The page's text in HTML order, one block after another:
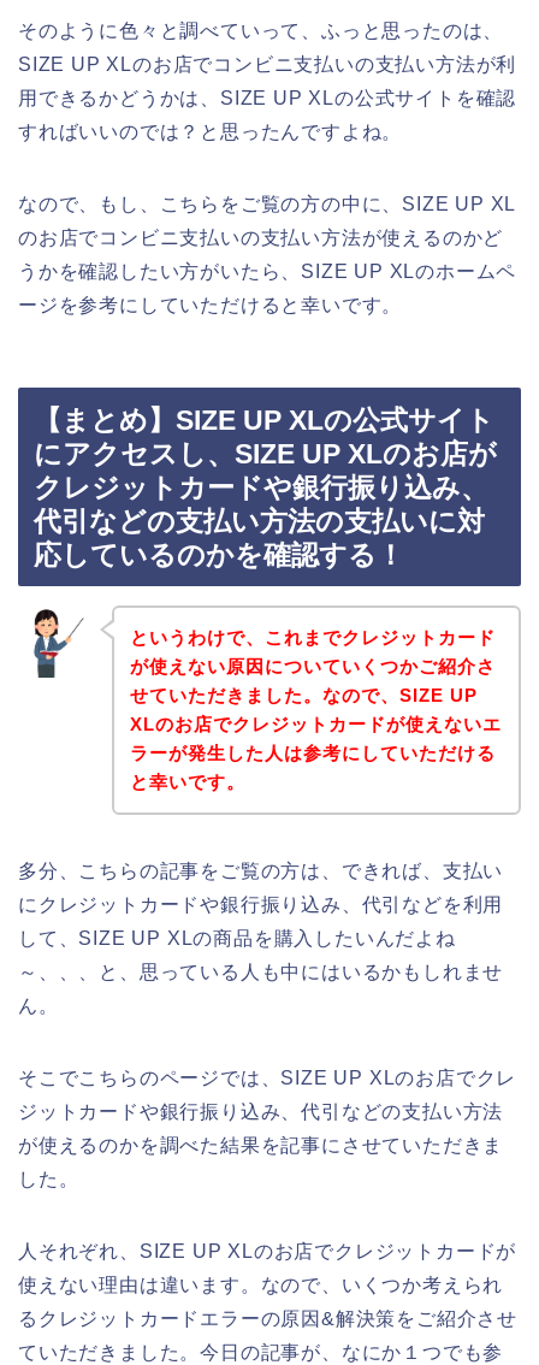
そのように色々と調べていって、ふっと思ったのは、
SIZE UP XLのお店でコンビニ支払いの支払い方法が利
用できるかどうかは、SIZE UP XLの公式サイトを確認
すればいいのでは？と思ったんですよね。
なので、もし、こちらをご覧の方の中に、SIZE UP XL
のお店でコンビニ支払いの支払い方法が使えるのかど
うかを確認したい方がいたら、SIZE UP XLのホームペ
ージを参考にしていただけると幸いです。
【まとめ】SIZE UP XLの公式サイト
にアクセスし、SIZE UP XLのお店が
クレジットカードや銀行振り込み、
代引などの支払い方法の支払いに対
応しているのかを確認する！
というわけで、これまでクレジットカード
が使えない原因についていくつかご紹介さ
せていただきました。なので、SIZE UP
XLのお店でクレジットカードが使えないエ
ラーが発生した人は参考にしていただける
と幸いです。
多分、こちらの記事をご覧の方は、できれば、支払い
にクレジットカードや銀行振り込み、代引などを利用
して、SIZE UP XLの商品を購入したいんだよね
～、、、と、思っている人も中にはいるかもしれませ
ん。
そこでこちらのページでは、SIZE UP XLのお店でクレ
ジットカードや銀行振り込み、代引などの支払い方法
が使えるのかを調べた結果を記事にさせていただきま
した。
人それぞれ、SIZE UP XLのお店でクレジットカードが
使えない理由は違います。なので、いくつか考えられ
るクレジットカードエラーの原因&解決策をご紹介させ
ていただきました。今日の記事が、なにか１つでも参